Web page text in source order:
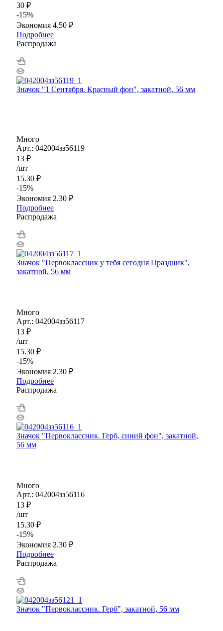
30 ₽
-15%
Экономия 4.50 ₽
Подробнее
Распродажа
Значок "1 Сентября. Красный фон", закатной, 56 мм
Много
Арт.: 042004зз56119
13 ₽
/шт
15.30 ₽
-15%
Экономия 2.30 ₽
Подробнее
Распродажа
Значок "Первоклассник у тебя сегодня Праздник",
закатной, 56 мм
Много
Арт.: 042004зз56117
13 ₽
/шт
15.30 ₽
-15%
Экономия 2.30 ₽
Подробнее
Распродажа
Значок "Первоклассник. Герб, синий фон", закатной,
56 мм
Много
Арт.: 042004зз56116
13 ₽
/шт
15.30 ₽
-15%
Экономия 2.30 ₽
Подробнее
Распродажа
Значок "Первоклассник. Герб", закатной, 56 мм